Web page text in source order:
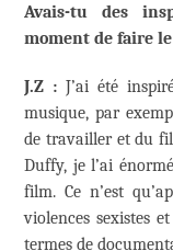
Avais-tu des
moment de faire
J.Z : J’ai été
musique, par
de travailler et du
Duffy, je l’ai
film. Ce n’est
violences sexistes
termes de